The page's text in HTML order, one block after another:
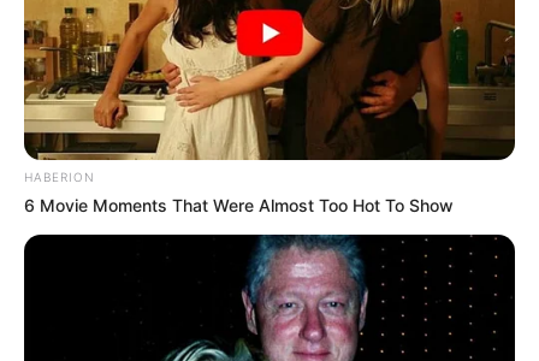
Romës.
Roma-Napoli 1-4
(Peroti (pen) 45+4’ / Milik 2’, Mertens 50’, Verdi 55’, Junes
81’)
Fiorentina-Torino 1-1
Frozinone-Spal 0-1
(Vikari 13’)
HABERION
6 Movie Moments That Were Almost Too Hot To Show